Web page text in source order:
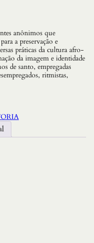
anônimos que
a preservação e
práticas da cultura afro-
da imagem e identidade
de santo, empregadas
ritmistas,